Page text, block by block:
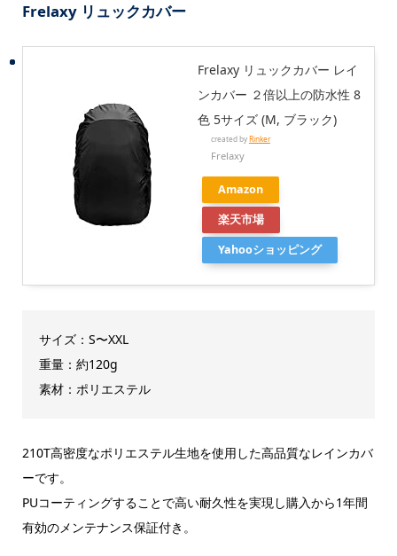
Frelaxy リュックカバー
Frelaxy リュックカバー レイ
ンカバー ２倍以上の防水性 8
色 5サイズ (M, ブラック)
created byRinker
Frelaxy
Amazon
楽天市場
Yahooショッピング
サイズ：S〜XXL
重量：約120g
素材：ポリエステル
210T高密度なポリエステル生地を使用した高品質なレインカバ
ーです。
PUコーティングすることで高い耐久性を実現し購入から1年間
有効のメンテナンス保証付き。